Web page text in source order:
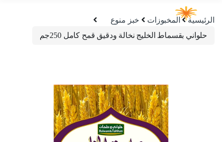
الرئيسية المخبوزات
خبز منوع
حلواني بقسماط الخليج نخالة ودقيق قمح كامل 250جم